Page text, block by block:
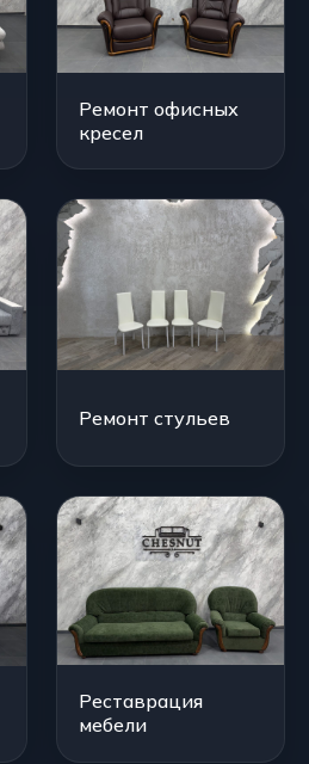
Ремонт офисных
кресел
Ремонт стульев
Реставрация
мебели